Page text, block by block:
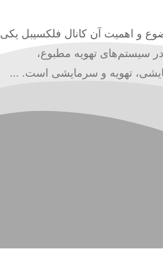
و اهمیت آن کانال فلکسیبل یکی
سیستم‌های تهویه مطبوع،
تهویه و سرمایشی است. ...